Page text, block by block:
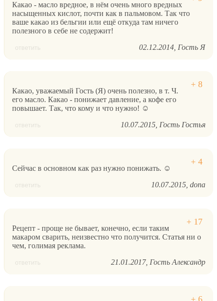
Какао - масло вредное, в нём очень много вредных
насыщенных кислот, почти как в пальмовом. Так что
ваше какао из бельгии или ещё откуда там ничего
полезного в себе не содержит!
ответить 02.12.2014 Гость Я
Какао, уважаемый Гость (Я) очень полезно, в т. Ч.
его масло. Какао - понижает давление, а кофе его
повышает. Так, что кому и что нужно! ☺
ответить 10.07.2015 Гость Гостья
Сейчас в основном как раз нужно понижать. ☺
ответить 10.07.2015 dona
Рецепт - проще не бывает, конечно, если таким
макаром сварить, неизвестно что получится. Статья ни о
чем, голимая реклама.
ответить 21.01.2017 Гость Александр